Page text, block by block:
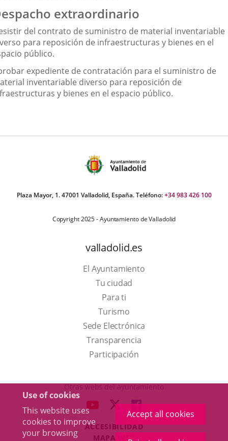
Use of cookies
This website uses
cookies to improve
your browsing
Accept all cookies
extraordinario
del contrato de suministro de material inventariable
para reposición de infraestructuras y bienes en el
público.
expediente de contratación para el suministro de
inventariable diverso para reposición de
y bienes en el espacio público.
Plaza Mayor, 1. 47001 Valladolid, España. Teléfono:+34 983 426 100
Copyright 2025 - Ayuntamiento de Valladolid
valladolid.es
El Ayuntamiento
Tu ciudad
Para ti
TurismoThis
link
will
open
a
up
window.
Sede Electrónica
Transparencia
Participación
Otras webs del ayuntamiento
LINK
EXTERNAL
LINK
TO
EXTERNAL
LINK
TO
EXTERNAL
ACCESIBILIDAD
MAPA WEB